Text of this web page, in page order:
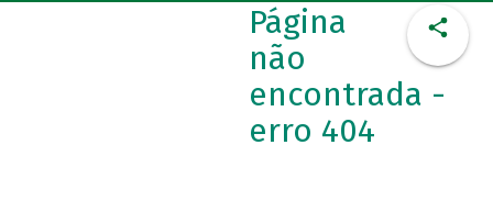
Página
não
encontrada -
erro 404